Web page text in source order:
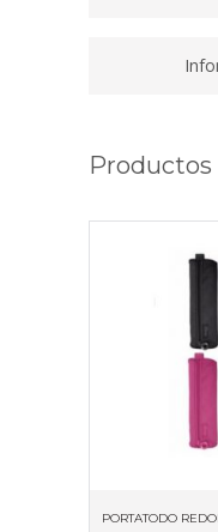
Productos
PORTATODO